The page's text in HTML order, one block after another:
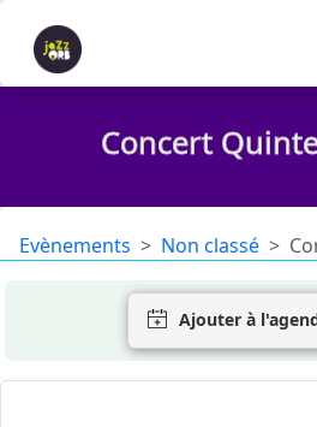
Concert
Evènements Non classé
Ajouter à